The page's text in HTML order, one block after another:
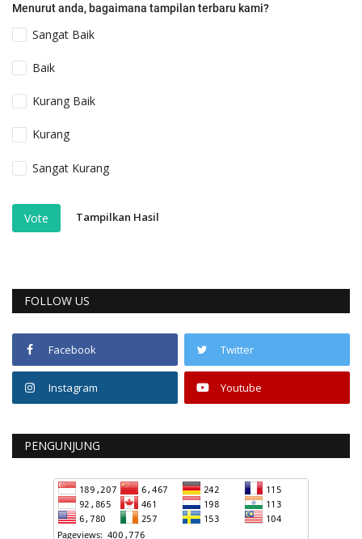
Menurut anda, bagaimana tampilan terbaru kami?
Sangat Baik
Baik
Kurang Baik
Kurang
Sangat Kurang
Vote Tampilkan Hasil
FOLLOW US
Facebook Twitter
Instagram Youtube
PENGUNJUNG